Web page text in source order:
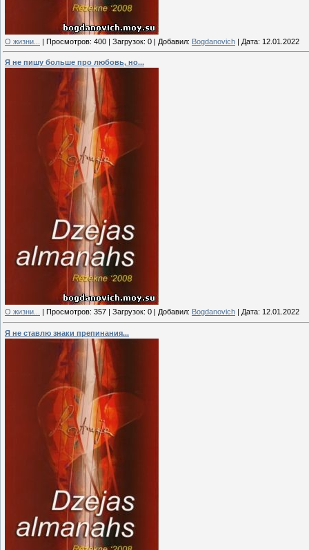
О жизни... | Просмотров: 400 | Загрузок: 0 | Добавил: Bogdanovich | Дата: 12.01.2022
Я не пишу больше про любовь, но...
О жизни... Просмотров: 357 Загрузок: 0 Добавил: Bogdanovich Дата: 12.01.2022
Я не ставлю знаки препинания...